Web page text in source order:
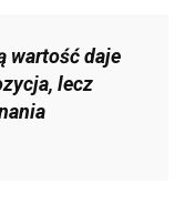
wartość daje
lecz